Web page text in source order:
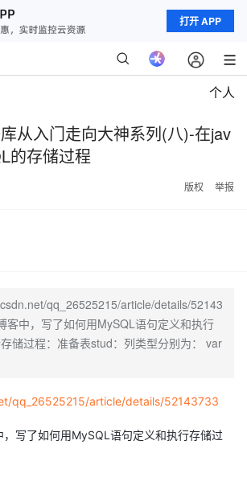
打开 APP
个人
从入门走向大神系列(八)-在jav
的存储过程
版权 举报
qq_26525215/article/details/52143
客中，写了如何用MySQL语句定义和执行
储过程：准备表stud：列类型分别为： var
qq_26525215/article/details/52143733
写了如何用MySQL语句定义和执行存储过